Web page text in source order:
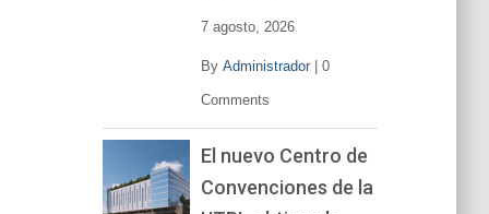
7 agosto, 2026
By Administrador| 0
Comments
El nuevo Centro de
Convenciones de la